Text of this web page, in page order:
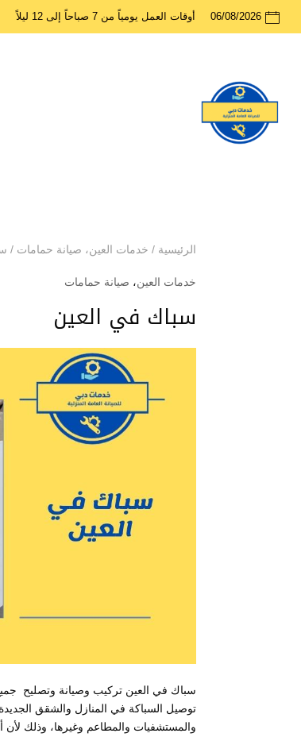
06/08/2026 أوقات العمل يومياً من 7 صباحاً إلى 12 ليلاً
الرئيسية / خدمات العين، صيانة حمامات /
خدمات العين، صيانة حمامات
سباك في العين
سباك في العين تركيب وصيانة وتصليح
توصيل السباكة في المنازل والشقق
والمستشفيات والمطاعم وغيرها، وذلك لأن